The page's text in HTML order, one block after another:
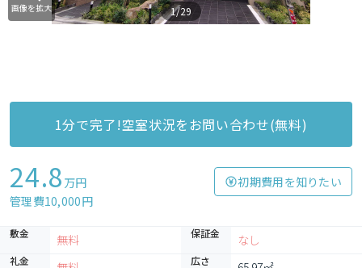
画像を拡大 1/29
1分で完了!空室状況をお問い合わせ(無料)
24.8 万円
管理費10,000円
初期費用を知りたい
敷金 無料 保証金 なし
礼金 広さ